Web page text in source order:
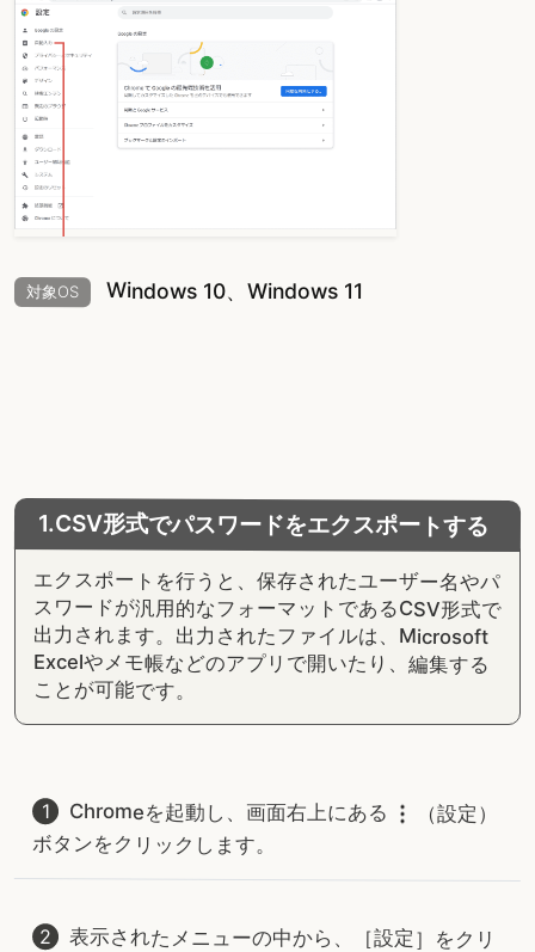
対象OS Windows 10、Windows 11
1.CSV形式でパスワードをエクスポートする
エクスポートを行うと、保存されたユーザー名やパ
スワードが汎用的なフォーマットであるCSV形式で
出力されます。出力されたファイルは、Microsoft
Excelやメモ帳などのアプリで開いたり、編集する
ことが可能です。
Chromeを起動し、画面右上にある （設定）
ボタンをクリックします。
表示されたメニューの中から、［設定］をクリ